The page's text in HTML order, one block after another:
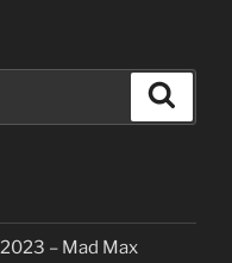
2023 – Mad Max